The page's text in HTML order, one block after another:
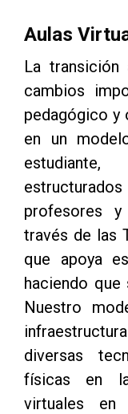
Saltar [Cocoon]
Aulas
La
cambios
pedagógico y
en un
profesores
través de las
que apoya
haciendo
Nuestro
diversas
físicas en
virtuales